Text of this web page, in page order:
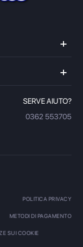
SERVE AIUTO?
0362 553705
POLITICA PRIVACY
METODI DI PAGAMENTO
SUI COOKIE